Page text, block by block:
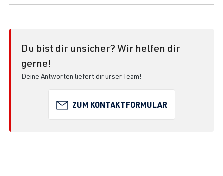
Du bist dir unsicher? Wir helfen dir
gerne!
Deine Antworten liefert dir unser Team!
ZUM KONTAKTFORMULAR